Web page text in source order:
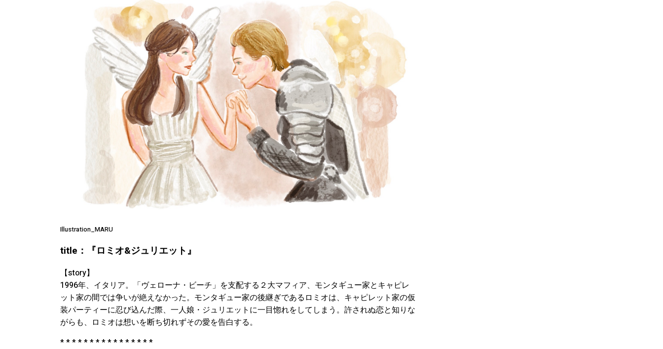
Illustration_MARU
title：『ロミオ&ジュリエット』
【story】
1996年、イタリア。「ヴェローナ・ビーチ」を支配する２大マフィア、モンタギュー家とキャピレ
ット家の間では争いが絶えなかった。モンタギュー家の後継ぎであるロミオは、キャピレット家の仮
装パーティーに忍び込んだ際、一人娘・ジュリエットに一目惚れをしてしまう。許されぬ恋と知りな
がらも、ロミオは想いを断ち切れずその愛を告白する。
* * * * * * * * * * * * * * * *